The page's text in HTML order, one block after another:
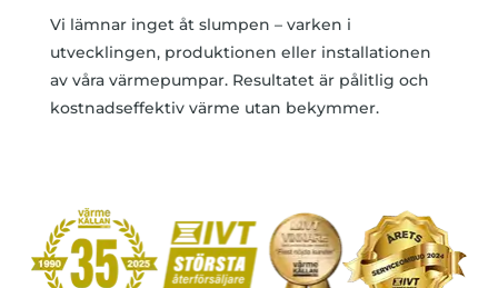
Vi lämnar inget åt slumpen – varken i
utvecklingen, produktionen eller installationen
av våra värmepumpar. Resultatet är pålitlig och
kostnadseffektiv värme utan bekymmer.